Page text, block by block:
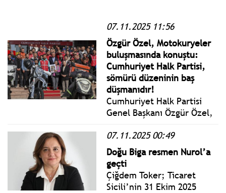
07.11.2025 11:56
Özgür Özel, Motokuryeler
buluşmasında konuştu:
Cumhuriyet Halk Partisi,
sömürü düzeninin baş
düşmanıdır!
Cumhuriyet Halk Partisi
Genel Başkanı Özgür Özel,
merkezinde
gerçekleştirilen Emeğin
Türkiye’si Motokuryeler
Buluşması’na katıldı.
07.11.2025 00:49
Doğu Biga resmen Nurol’a
geçti
Çiğdem Toker; Ticaret
Sicili’nin 31 Ekim 2025